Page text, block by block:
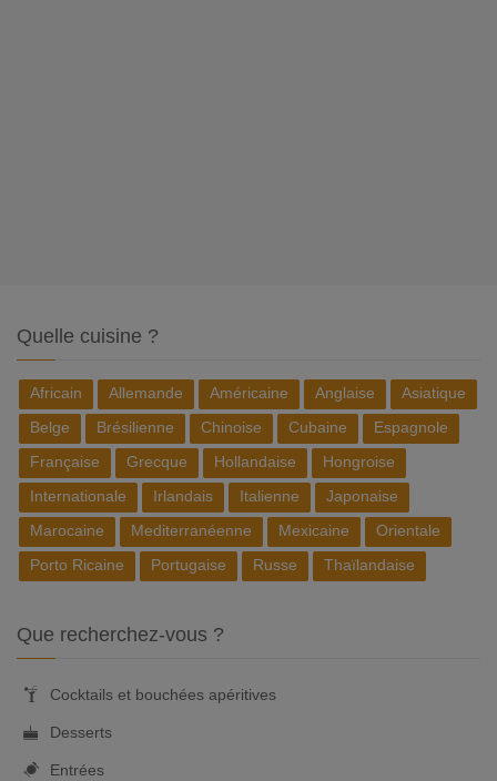
Quelle cuisine ?
Africain Allemande Américaine Anglaise
Asiatique
Belge
Brésilienne Chinoise Cubaine
Espagnole
Française
Grecque Hollandaise
Hongroise
Internationale
Irlandais Italienne
Japonaise
Marocaine
Mediterranéenne Mexicaine
Orientale
Porto Ricaine
Portugaise Russe Thaïlandaise
Que recherchez-vous ?
Cocktails et bouchées apéritives
Desserts
Entrées